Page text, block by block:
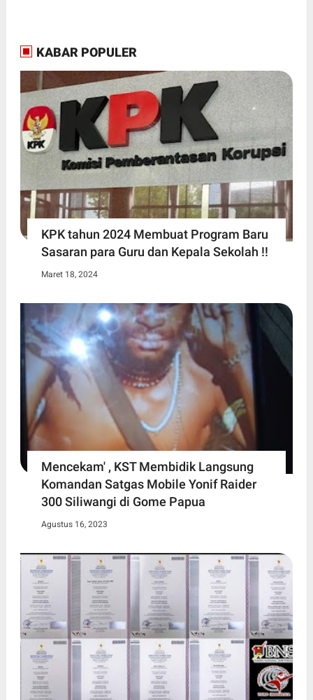
KABAR POPULER
KPK tahun 2024 Membuat Program Baru
Sasaran para Guru dan Kepala Sekolah !!
Maret 18, 2024
Mencekam' , KST Membidik Langsung
Komandan Satgas Mobile Yonif Raider
300 Siliwangi di Gome Papua
Agustus 16, 2023